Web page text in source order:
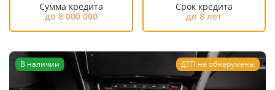
Сумма кредита
до 8 000 000
Срок кредита
до 8 лет
В наличии ДТП не обнаружены